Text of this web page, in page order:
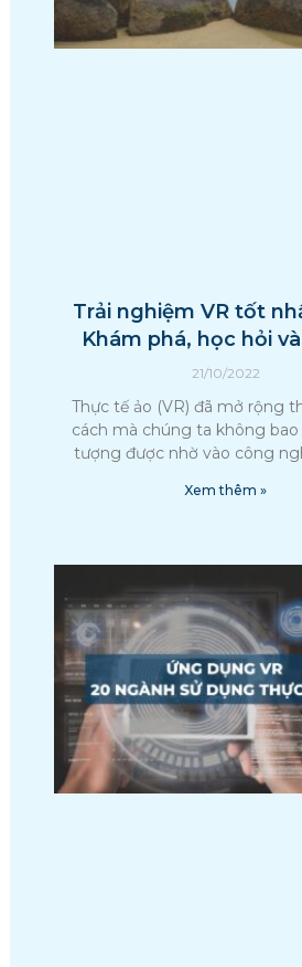
Trải nghiệm VR tốt
Khám phá, học hỏi
21/10/2022
Thực tế ảo (VR) đã mở rộng
cách mà chúng ta không
tượng được nhờ vào công
Xem thêm »